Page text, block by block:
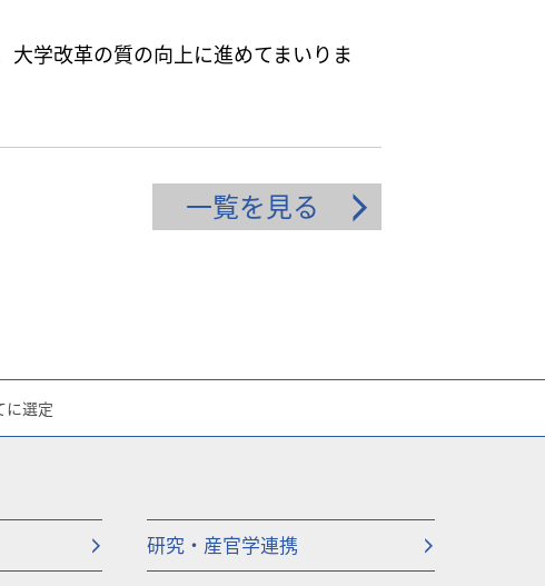
学改革の質の向上に進めてまいりま
一覧を見る
に選定
研究・産官学連携